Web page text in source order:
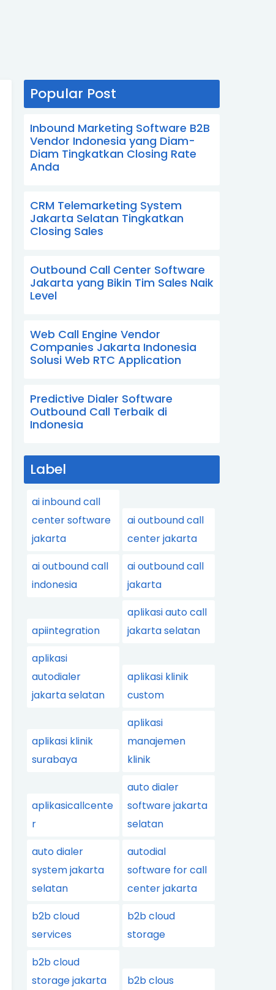
Popular Post
Inbound Marketing Software B2B
Vendor Indonesia yang Diam-
Diam Tingkatkan Closing Rate
Anda
CRM Telemarketing System
Jakarta Selatan Tingkatkan
Closing Sales
Outbound Call Center Software
Jakarta yang Bikin Tim Sales Naik
Level
Web Call Engine Vendor
Companies Jakarta Indonesia
Solusi Web RTC Application
Predictive Dialer Software
Outbound Call Terbaik di
Indonesia
Label
ai inbound call
center software
jakarta
ai outbound call
center jakarta
ai outbound call
indonesia
ai outbound call
jakarta
apiintegration
aplikasi auto call
jakarta selatan
aplikasi
autodialer
jakarta selatan
aplikasi klinik
custom
aplikasi klinik
surabaya
aplikasi
manajemen
klinik
aplikasicallcente
r
auto dialer
software jakarta
selatan
auto dialer
system jakarta
selatan
autodial
software for call
center jakarta
b2b cloud
services
b2b cloud
storage
b2b cloud
storage jakarta
b2b clous